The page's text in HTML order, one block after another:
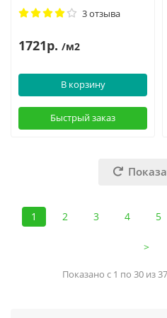
3 отзыва
1721р. /м2
В корзину
Быстрый заказ
1 2 3 4 5
>
Показано с 1 по 30 из